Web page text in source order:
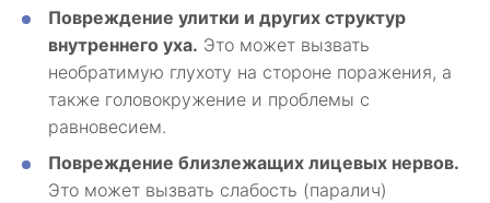
Повреждение улитки и других структур
внутреннего уха. Это может вызвать
необратимую глухоту на стороне поражения, а
также головокружение и проблемы с
равновесием.
Повреждение близлежащих лицевых нервов.
Это может вызвать слабость (паралич)